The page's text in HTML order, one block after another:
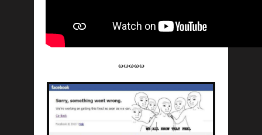
ωωωωω